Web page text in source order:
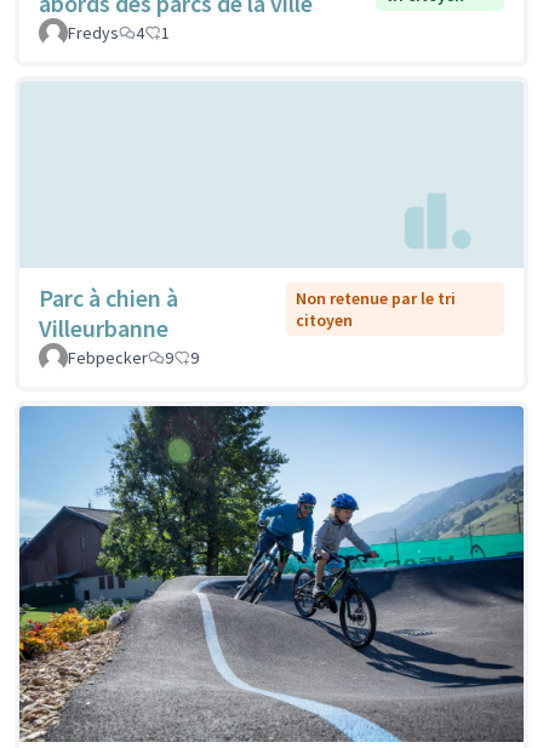
Fredys
4 1
Parc à chien à
Villeurbanne
Non retenue par le tri
citoyen
Febpecker
9 9